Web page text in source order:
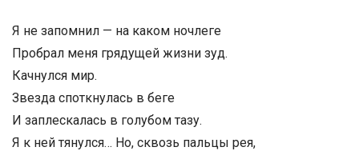
Я не запомнил — на каком ночлеге
Пробрал меня грядущей жизни зуд.
Качнулся мир.
Звезда споткнулась в беге
И заплескалась в голубом тазу.
Я к ней тянулся… Но, сквозь пальцы рея,